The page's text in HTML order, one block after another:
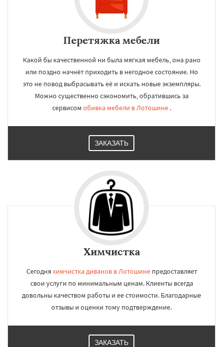
Перетяжка мебели
Какой бы качественной ни была мягкая мебель, она рано
или поздно начнёт приходить в негодное состояние. Но
это не повод выбрасывать её и искать новые экземпляры.
Можно существенно сэкономить, обратившись за
сервисом обивка мебели в Лотошине.
ЗАКАЗАТЬ
Химчистка
Сегодня химчистка диванов в Лотошинепредоставляет
свои услуги по минимальным ценам. Клиенты всегда
довольны качеством работы и ее стоимости. Благодарные
отзывы и оценки тому подтверждение.
ЗАКАЗАТЬ